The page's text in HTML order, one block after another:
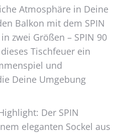
Atmosphäre in Deine
Balkon mit dem SPIN
zwei Größen – SPIN 90
Tischfeuer ein
und
Deine Umgebung
Der SPIN
eleganten Sockel aus